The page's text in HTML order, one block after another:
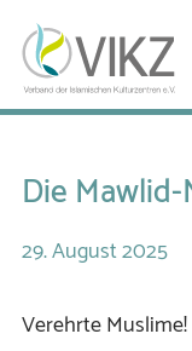
Die
29.August2025
Verehrte Muslime!